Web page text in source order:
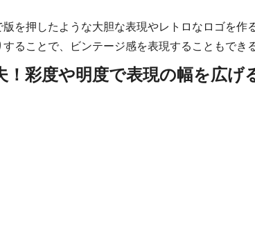
を押したような大胆な表現やレトロなロゴを作
ることで、ビンテージ感を表現することもでき
彩度や明度で表現の幅を広げ